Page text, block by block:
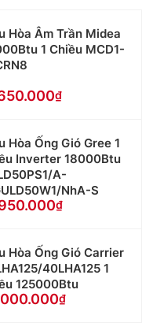
Hòa Âm Trần Midea
1 Chiều MCD1-
Hòa Ống Gió Gree 1
Inverter 18000Btu
A-
NhA-S
Hòa Ống Gió Carrier
40LHA125 1
125000Btu